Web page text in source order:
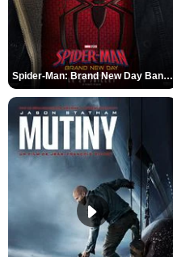
Spider-Man: Brand New Day Bande-annonce VO STFR